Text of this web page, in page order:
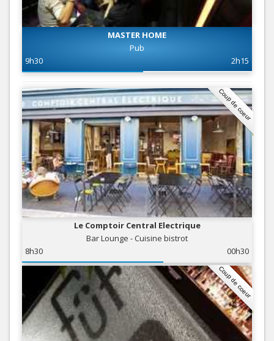
MASTER HOME
Pub
9h30
2h15
Coup de coeur
Le Comptoir Central Electrique
Bar Lounge - Cuisine bistrot
8h30
00h30
Coup de coeur